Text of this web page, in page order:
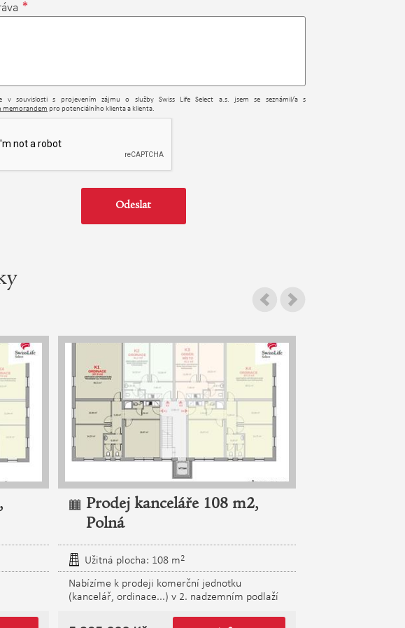
*
v souvislosti s projevením zájmu o služby Swiss Life Select a.s. jsem se seznámil/a s
memorandem pro potenciálního klienta a klienta.
Prodej kanceláře 108 m2,
Polná
Užitná plocha: 108 m2
Nabízíme k prodeji komerční jednotku
(kancelář, ordinace...) v 2. nadzemním podlaží
vznikajícím obchodním areálu v Polné. Jedná se